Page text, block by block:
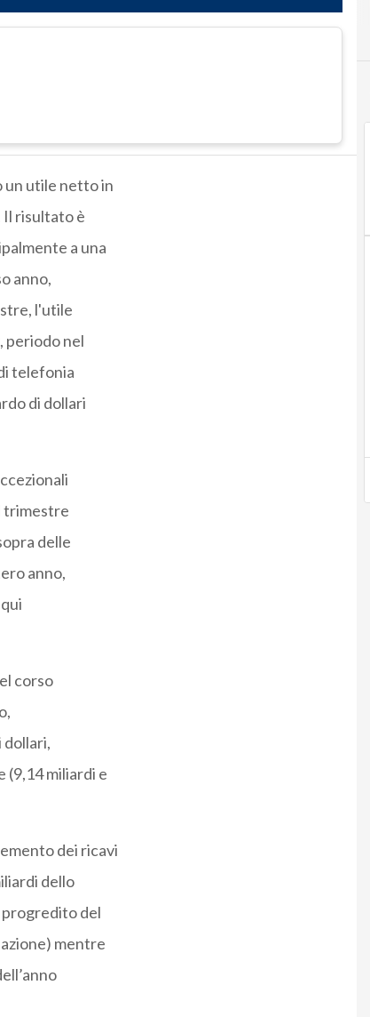
un utile netto in
Il risultato è
a una
anno,
l'utile
periodo nel
telefonia
di dollari
trimestre
delle
anno,
corso
dollari,
(9,14 miliardi e
dei ricavi
dello
progredito del
mentre